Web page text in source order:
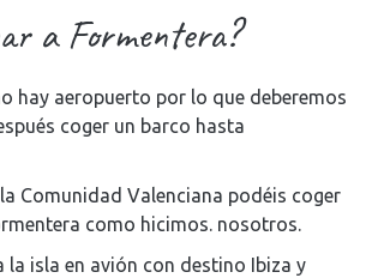
a Formentera?
hay aeropuerto por lo que deberemos
coger un barco hasta
Comunidad Valenciana podéis coger
como hicimos. nosotros.
la isla en avión con destino Ibiza y